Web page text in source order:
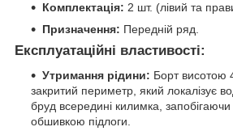
Комплектація: 2 шт. (лівий та
Призначення: Передній ряд.
Експлуатаційні властивості:
Утримання рідини: Борт висотою
закритий периметр, який локалізує
бруд всередині килимка, запобігаючи
обшивкою підлоги.